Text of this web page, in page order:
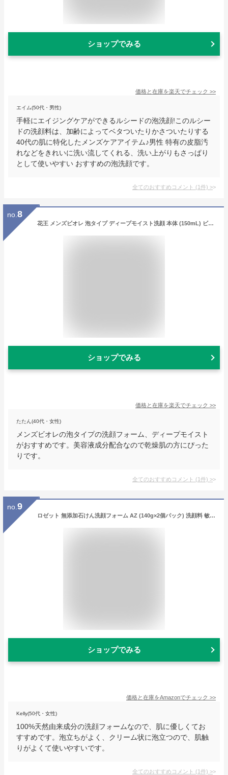
ショップでみる
価格と在庫を楽天でチェック >>
エイム(50代・男性)
手軽にエイジングケアができるルシードの泡洗顔!このルシー
ドの洗顔料は、加齢によってベタついたりかさついたりする
40代の肌に特化したメンズケアアイテム♪男性 特有の皮脂汚
れなどをきれいに洗い流してくれる、洗い上がりもさっぱり
として使いやすい おすすめの泡洗顔です。
全てのおすすめコメント (1件) >
no. 8
花王 メンズビオレ 泡タイプ ディープモイスト洗顔 本体 (150mL) ビオレ 洗顔フォーム
ショップでみる
価格と在庫を楽天でチェック >>
たたん(40代・女性)
メンズビオレの泡タイプの洗顔フォーム、ディープモイスト
がおすすめです。美容液成分配合なので乾燥肌の方にぴった
りです。
全てのおすすめコメント (1件) >
no. 9
ロゼット 無添加石けん洗顔フォーム AZ (140g×2個パック) 洗顔料 敏感肌 保湿 (100%植物由来洗浄成分)
ショップでみる
価格と在庫をAmazonでチェック >>
Kelly(50代・女性)
100%天然由来成分の洗顔フォームなので、肌に優しくてお
すすめです。泡立ちがよく、クリーム状に泡立つので、肌触
りがよくて使いやすいです。
全てのおすすめコメント (1件) >